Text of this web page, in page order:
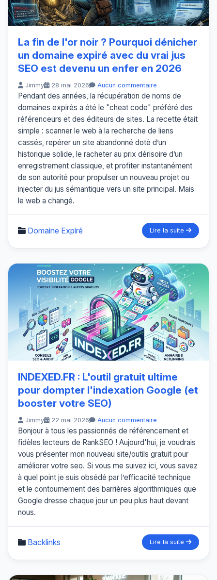
La fin de l'or noir ? Pourquoi dénicher
un domaine expiré avec du vrai jus
SEO est devenu un enfer en 2026
Jimmy 28 mai 2026 Aucun commentaire
Pendant des années, la récupération de noms de
domaines expirés a été le "cheat code" préféré des
référenceurs et des éditeurs de sites. La recette était
simple : scanner le web à la recherche de liens
cassés, repérer un site abandonné doté d’un
historique solide, le racheter au prix dérisoire d’un
enregistrement classique, et profiter instantanément
de son autorité pour propulser un nouveau projet ou
injecter du jus sémantique vers un site principal. Mais
le web a changé.
Domaine Expiré Lire la suite
INDEXED.FR : L'outil gratuit ultime
pour dompter l'indexation Google (et
booster votre SEO)
Jimmy 22 mai 2026 Aucun commentaire
Bonjour à tous les passionnés de référencement et
fidèles lecteurs de RankSEO ! Aujourd'hui, je voudrais
vous présenter mon nouveau site/outils gratuit pour
améliorer votre seo. Si vous me suivez ici, vous savez
à quel point je suis obsédé par l’efficacité technique
et le contournement des barrières algorithmiques que
Google dresse chaque jour un peu plus haut devant
nous.
Backlinks Lire la suite